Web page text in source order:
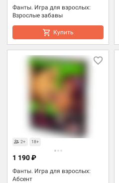
Фанты. Игра для взрослых:
Взрослые забавы
Купить
Товары для взрослых
2+ 18+
Фанты. Игра для взрослых:
Абсент
1 190 ₽